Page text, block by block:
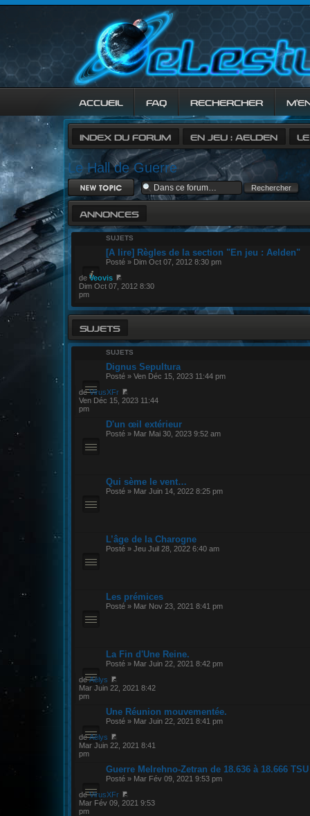
ACCUEIL FAQ RECHERCHER
INDEX DU FORUM EN JEU : AELDEN
Le Hall de Guerre
Ecrire un nouveau
sujet
ANNONCES
SUJETS
[A lire] Règles de la section "En jeu : Aelden"
Posté » Dim Oct 07, 2012 8:30 pm
de Veovis
Dim Oct 07, 2012 8:30
pm
SUJETS
SUJETS
Dignus Sepultura
Posté » Ven Déc 15, 2023 11:44 pm
deVirusXFr
Ven Déc 15, 2023 11:44
pm
D'un œil extérieur
Posté » Mar Mai 30, 2023 9:52 am
Qui sème le vent…
Posté » Mar Juin 14, 2022 8:25 pm
L’âge de la Charogne
Posté » Jeu Juil 28, 2022 6:40 am
Les prémices
Posté » Mar Nov 23, 2021 8:41 pm
La Fin d'Une Reine.
Posté » Mar Juin 22, 2021 8:42 pm
deAëlys
Mar Juin 22, 2021 8:42
pm
Une Réunion mouvementée.
Posté » Mar Juin 22, 2021 8:41 pm
deAëlys
Mar Juin 22, 2021 8:41
pm
Guerre Melrehno-Zetran de 18.636 à 18.666 TSU
Posté » Mar Fév 09, 2021 9:53 pm
deVirusXFr
Mar Fév 09, 2021 9:53
pm